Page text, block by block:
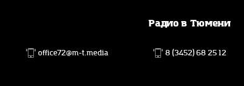
Радио в Тюмени
office72@m-t.media 8 (3452) 68 25 12